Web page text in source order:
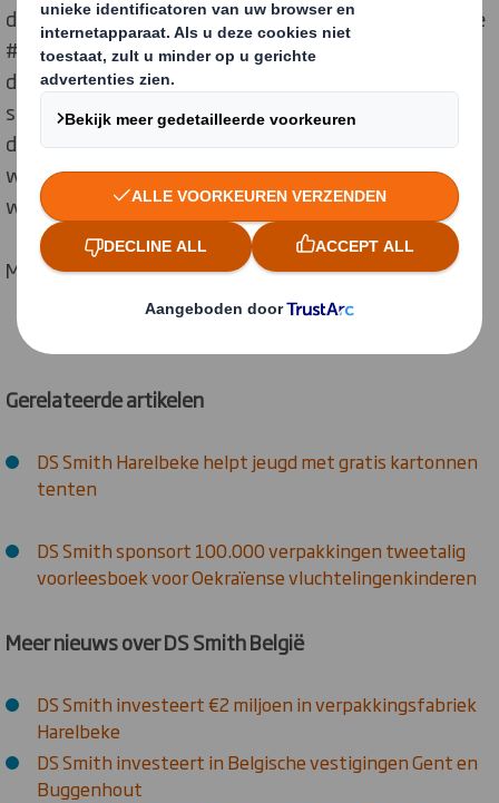
de kijker. Om STEM aantrekkelijk te maken, promoot de
#STEMhelden-campagne vrouwelijke rolmodellen in
diverse technische en technologische beroepen en
sectoren. Dat doen ze op maat van kinderen van de
derde graad van het lager onderwijs, met korte video’s
waarin we door de ogen van kindreporters de wondere
wereld van STEM ontdekken.
Meer weten?De video ishierte vinden
Gerelateerde artikelen
DS Smith Harelbeke helpt jeugd met gratis kartonnen
tenten
DS Smith sponsort 100.000 verpakkingen tweetalig
voorleesboek voor Oekraïense vluchtelingenkinderen
Meer nieuws over DS Smith België
DS Smith investeert €2 miljoen in verpakkingsfabriek
Harelbeke
DS Smith investeert in Belgische vestigingen Gent en
Buggenhout